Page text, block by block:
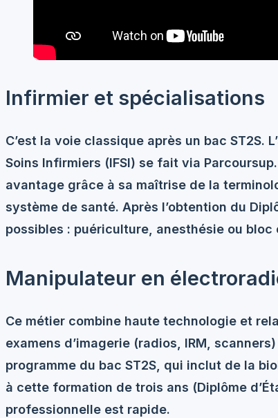
Infirmier et spécialisations
C’est la voie classique après un bac ST2S.
Soins Infirmiers (IFSI) se fait via
avantage grâce à sa maîtrise de la
système de santé. Après l’obtention du
possibles : puériculture, anesthésie ou bloc
Manipulateur en
Ce métier combine haute technologie et
examens d’imagerie (radios, IRM,
programme du bac ST2S, qui inclut de la
à cette formation de trois ans (Diplôme
professionnelle est rapide.